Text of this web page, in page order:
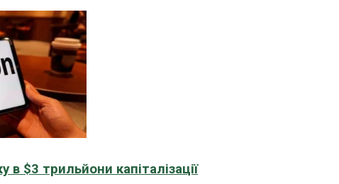
$3 трильйони капіталізації